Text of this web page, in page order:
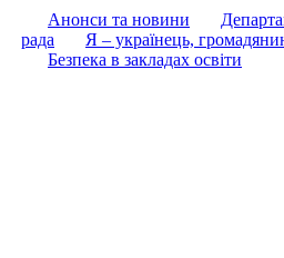
Анонси та новини
рада
Я – українець,
Безпека в закладах освіти